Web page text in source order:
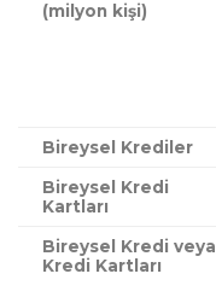
(milyon kişi)
Bireysel Krediler
Bireysel Kredi
Kartları
Bireysel Kredi veya
Kredi Kartları